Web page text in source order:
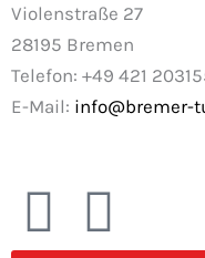
Violenstraße 27
28195 Bremen
Telefon: +49 421
E-Mail: info@bremer-
F
I